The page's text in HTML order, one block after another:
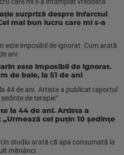
surpriză despre infarctul
mai bun lucru care mi s-a
este imposibil de ignorat.
de baie, la 51 de ani
la 44 de ani. Artista a
cel puțin 10 ședințe